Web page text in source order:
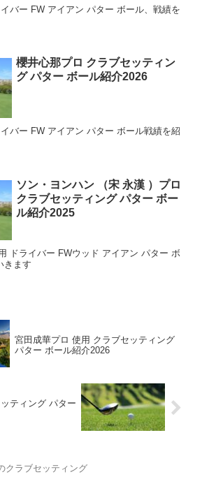
バー FW アイアン パター ボール、戦績を
櫻井心那プロ クラブセッティン
グ パター ボール紹介2026
バー FW アイアン パター ボール戦績を紹
ソン・ヨンハン （宋 永漢 ）プロ
クラブセッティング パター ボー
ル紹介2025
きます
宮田成華プロ 使用 クラブセッティング
パター ボール紹介2026
ティング パター
クラブセッティング